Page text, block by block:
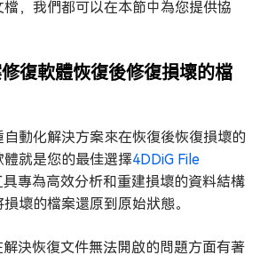
，我們都可以在本節中為您提供協
復軟體恢復後修復損壞的檔
動化解決方案來在恢復後恢復損壞的
就是您的最佳選擇4DDiG File
具專為高效分析和重建損壞的資料結構
壞的檔案還原到原始狀態。
解決恢復文件無法開啟的問題方面有著